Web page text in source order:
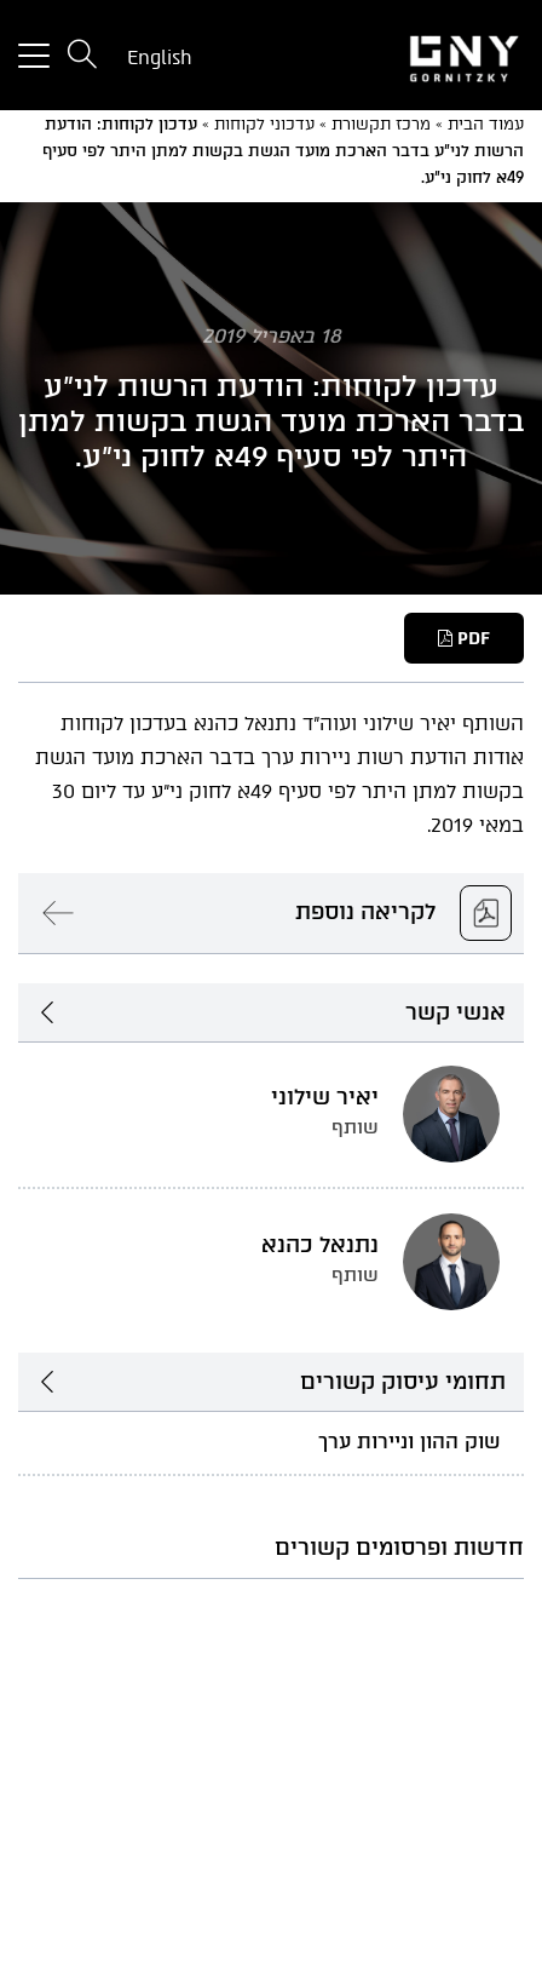
English
עמוד הבית » מרכז תקשורת » עדכוני לקוחות » עדכון לקוחות: הודעת
הרשות לני"ע בדבר הארכת מועד הגשת בקשות למתן היתר לפי סעיף
49א לחוק ני"ע.
18 באפריל 2019
עדכון לקוחות: הודעת הרשות לני"ע
בדבר הארכת מועד הגשת בקשות למתן
היתר לפי סעיף 49א לחוק ני"ע.
PDF
השותף יאיר שילוני ועוה"ד נתנאל כהנא בעדכון לקוחות
אודות הודעת רשות ניירות ערך בדבר הארכת מועד הגשת
בקשות למתן היתר לפי סעיף 49א לחוק ני"ע עד ליום 30
במאי 2019.
לקריאה נוספת
אנשי קשר
יאיר שילוני
שותף
נתנאל כהנא
שותף
תחומי עיסוק קשורים
שוק ההון וניירות ערך
חדשות ופרסומים קשורים